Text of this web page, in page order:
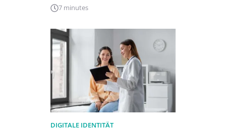
7 minutes
DIGITALE IDENTITÄT